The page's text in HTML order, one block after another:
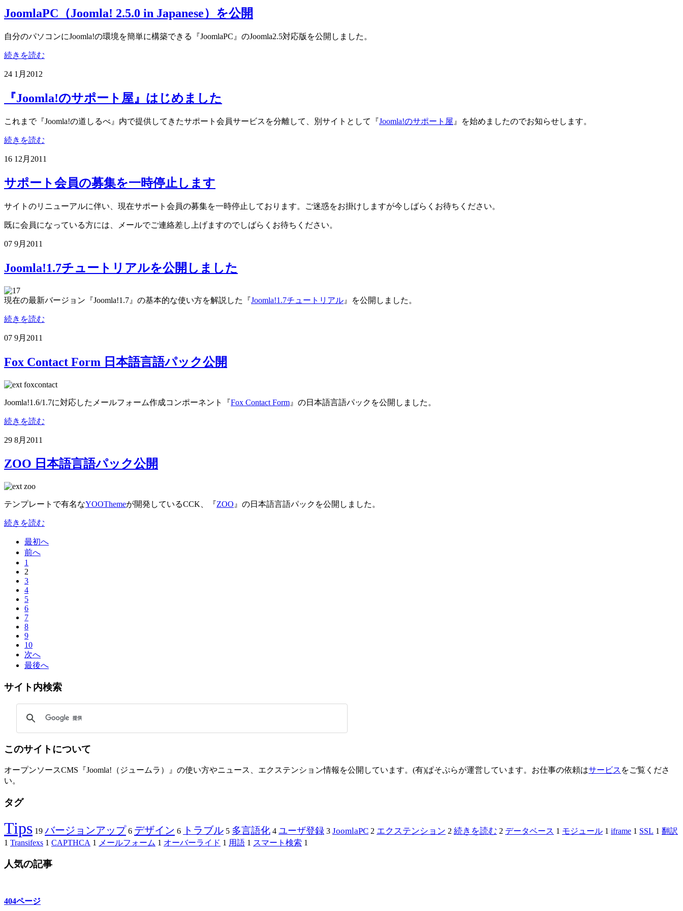
JoomlaPC（Joomla! 2.5.0 in Japanese）を公開
自分のパソコンにJoomla!の環境を簡単に構築できる『JoomlaPC』のJoomla2.5対応版を公開しました。
続きを読む
24 1月 2012
『Joomla!のサポート屋』はじめました
これまで『Joomla!の道しるべ』内で提供してきたサポート会員サービスを分離して、別サイトとして『Joomla!のサポート屋 』を始めましたのでお知らせします。
続きを読む
16 12月 2011
サポート会員の募集を一時停止します
サイトのリニューアルに伴い、現在サポート会員の募集を一時停止しております。ご迷惑をお掛けしますが今しばらくお待ちください。
既に会員になっている方には、メールでご連絡差し上げますのでしばらくお待ちください。
07 9月 2011
Joomla!1.7チュートリアルを公開しました
現在の最新バージョン『Joomla!1.7』の基本的な使い方を解説した『Joomla!1.7チュートリアル 』を公開しました。
続きを読む
07 9月 2011
Fox Contact Form 日本語言語パック公開
Joomla!1.6/1.7に対応したメールフォーム作成コンポーネント『Fox Contact Form 』の日本語言語パックを公開しました。
続きを読む
29 8月 2011
ZOO 日本語言語パック公開
テンプレートで有名なYOOThemeが開発しているCCK、『ZOO 』の日本語言語パックを公開しました。
続きを読む
最初へ
前へ
1
2
3
4
5
6
7
8
9
10
次へ
最後へ
サイト内検索
このサイトについて
オープンソースCMS『Joomla!（ジュームラ）』の使い方やニュース、エクステンション情報を公開しています。(有)ぱそぷらが運営しています。お仕事の依頼はサービス をご覧くださ
い。
タグ
Tips 19 バージョンアップ 6 デザイン 6 トラブル 5 多言語化 4 ユーザ登録 3 JoomlaPC 2 エクステンション 2 続きを読む 2 データベース 1 モジュール 1 iframe 1 SSL 1 翻訳
1 Transifexs 1 CAPTHCA 1 メールフォーム 1 オーバーライド 1 用語 1 スマート検索 1
人気の記事
404ページ